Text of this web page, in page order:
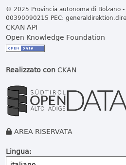
© 2025 Provincia autonoma di Bolzano
00390090215 PEC:
CKAN API
Open Knowledge Foundation
Realizzato conCKAN
AREA RISERVATA
Lingua